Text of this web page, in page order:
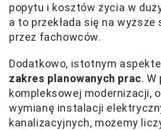
popytu i kosztów życia w
a to przekłada się na
przez fachowców.
Dodatkowo, istotnym
zakres planowanych prac. W
kompleksowej modernizacji,
wymianę instalacji
kanalizacyjnych, możemy